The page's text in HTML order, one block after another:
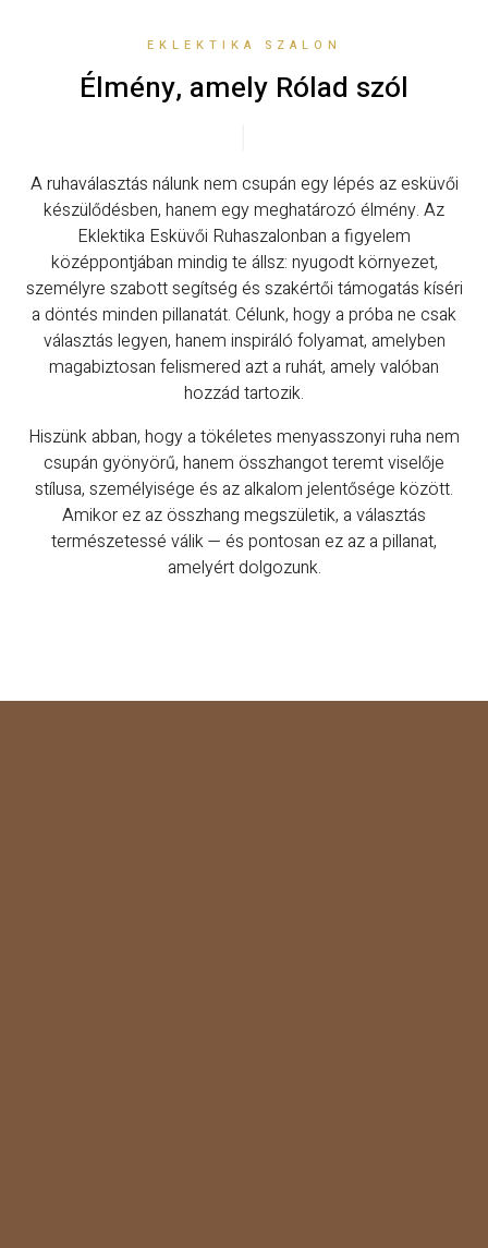
EKLEKTIKA SZALON
Élmény, amely Rólad szól
A ruhaválasztás nálunk nem csupán egy lépés az esküvői
készülődésben, hanem egy meghatározó élmény. Az
Eklektika Esküvői Ruhaszalonban a figyelem
középpontjában mindig te állsz: nyugodt környezet,
személyre szabott segítség és szakértői támogatás kíséri
a döntés minden pillanatát. Célunk, hogy a próba ne csak
választás legyen, hanem inspiráló folyamat, amelyben
magabiztosan felismered azt a ruhát, amely valóban
hozzád tartozik.
Hiszünk abban, hogy a tökéletes menyasszonyi ruha nem
csupán gyönyörű, hanem összhangot teremt viselője
stílusa, személyisége és az alkalom jelentősége között.
Amikor ez az összhang megszületik, a választás
természetessé válik — és pontosan ez az a pillanat,
amelyért dolgozunk.